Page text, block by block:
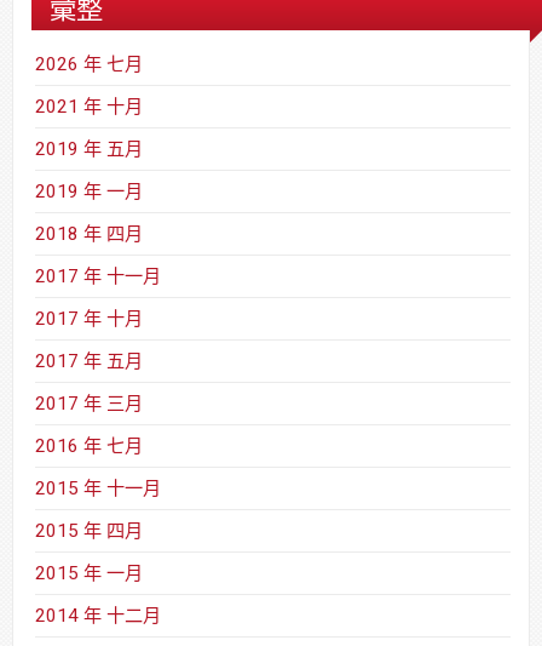
彙整
2026 年 七月
2021 年 十月
2019 年 五月
2019 年 一月
2018 年 四月
2017 年 十一月
2017 年 十月
2017 年 五月
2017 年 三月
2016 年 七月
2015 年 十一月
2015 年 四月
2015 年 一月
2014 年 十二月